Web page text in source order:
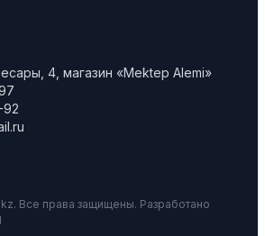
4, магазин «Mektep Alemi»
Все права защищены. Разработано